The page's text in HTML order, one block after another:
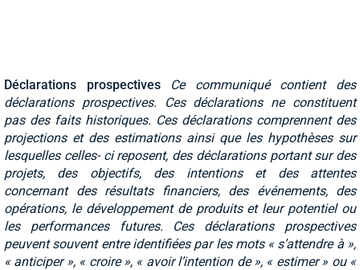
Déclarations prospectivesCe communiquécontient des
déclarations prospectives. Ces déclarations ne constituent
pas des faits historiques. Ces déclarations comprennent des
projections et des estimations ainsi que les hypothèses sur
lesquelles celles- ci reposent, des déclarations portant sur des
projets, des objectifs, des intentions et des attentes
concernant des résultats financiers, des événements, des
opérations, le développement de produits et leur potentiel ou
les performances futures. Ces déclarations prospectives
peuvent souvent entre identifiées par les mots « s’attendre à »,
« anticiper », « croire », « avoir l’intention de », « estimer » ou «